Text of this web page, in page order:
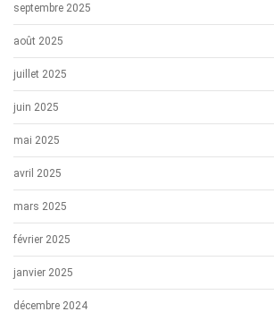
septembre 2025
août 2025
juillet 2025
juin 2025
mai 2025
avril 2025
mars 2025
février 2025
janvier 2025
décembre 2024